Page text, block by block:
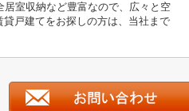
室収納など豊富なので、広々と空
戸建てをお探しの方は、当社まで